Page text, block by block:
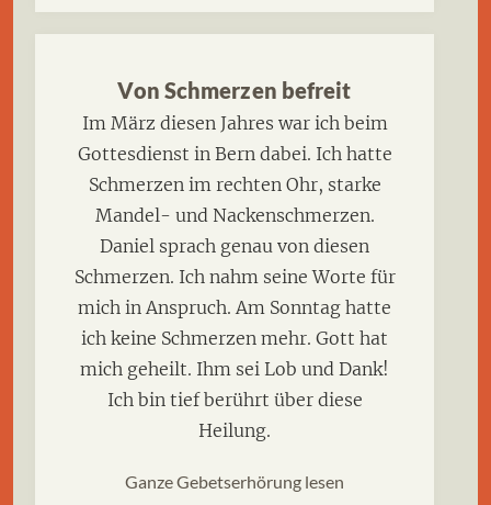
Von Schmerzen befreit
Im März diesen Jahres war ich beim
Gottesdienst in Bern dabei. Ich hatte
Schmerzen im rechten Ohr, starke
Mandel- und Nackenschmerzen.
Daniel sprach genau von diesen
Schmerzen. Ich nahm seine Worte für
mich in Anspruch. Am Sonntag hatte
ich keine Schmerzen mehr. Gott hat
mich geheilt. Ihm sei Lob und Dank!
Ich bin tief berührt über diese
Heilung.
Ganze Gebetserhörung lesen